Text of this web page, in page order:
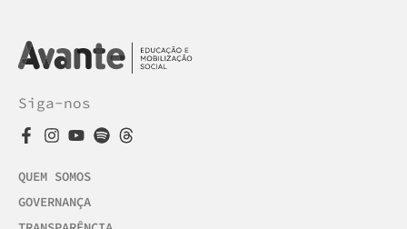
Siga-nos
QUEM SOMOS
GOVERNANÇA